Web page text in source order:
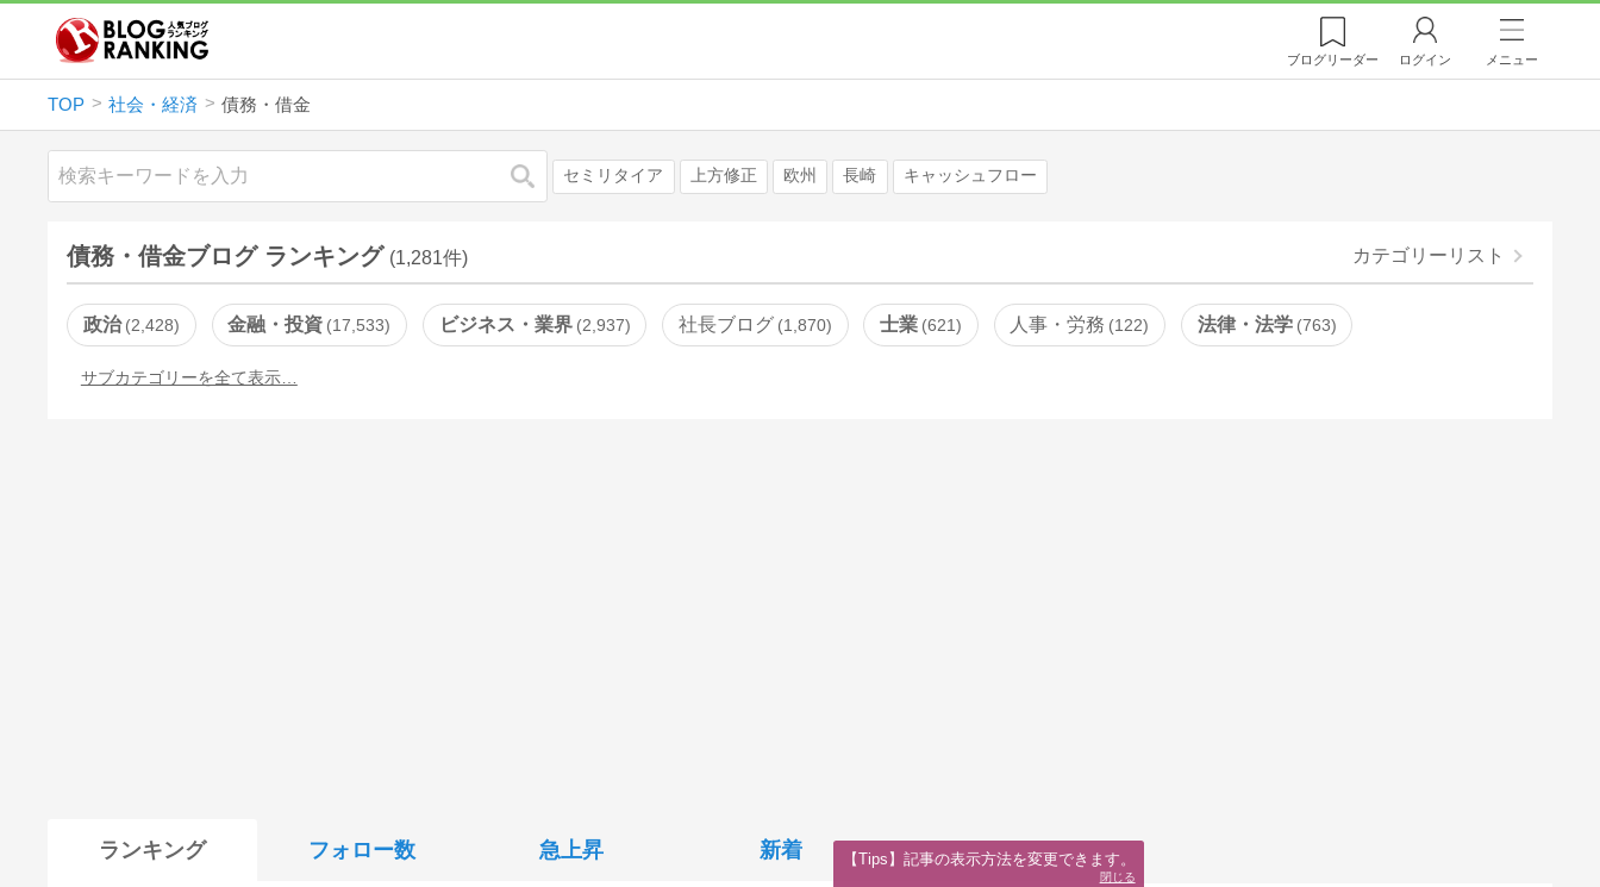
ブログリーダー ログイン メニュー
TOP 社会・経済 債務・借金
検索 セミリタイア 上方修正 欧州 長崎 キャッシュフロー
債務・借金ブログ ランキング (1,281件) カテゴリーリスト
政治 2,428 金融・投資 17,533 ビジネス・業界 2,937 社長ブログ 1,870 士業 621 人事・労務 122 法律・法学 763
サブカテゴリーを全て表示…
ランキング フォロー数 急上昇 新着 【Tips】記事の表示方法を変更できます。
閉じる